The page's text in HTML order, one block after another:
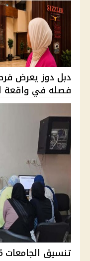
دبل دوز يعرض
فصله في واقعة